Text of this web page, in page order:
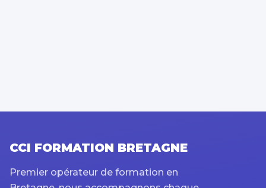
CCI FORMATION BRETAGNE
Premier opérateur de formation en